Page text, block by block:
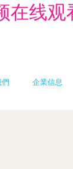
在线观
企業信息